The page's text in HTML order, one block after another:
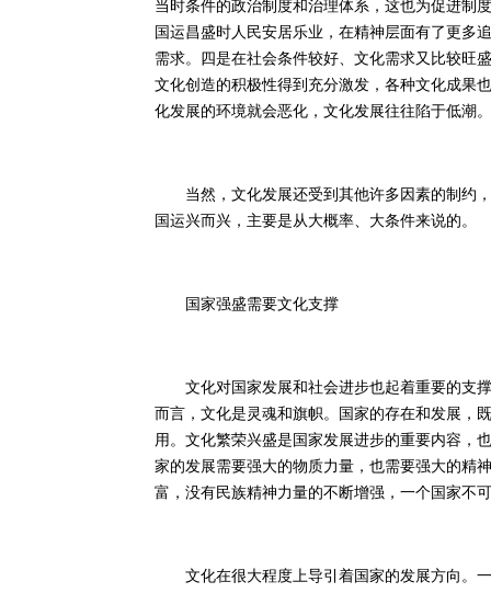
当时条件的政治制度和治理体系，这也为促进制
国运昌盛时人民安居乐业，在精神层面有了更多
需求。四是在社会条件较好、文化需求又比较旺
文化创造的积极性得到充分激发，各种文化成果
化发展的环境就会恶化，文化发展往往陷于低潮。
当然，文化发展还受到其他许多因素的制约，
国运兴而兴，主要是从大概率、大条件来说的。
国家强盛需要文化支撑
文化对国家发展和社会进步也起着重要的支撑
而言，文化是灵魂和旗帜。国家的存在和发展，
用。文化繁荣兴盛是国家发展进步的重要内容，
家的发展需要强大的物质力量，也需要强大的精
富，没有民族精神力量的不断增强，一个国家不
文化在很大程度上导引着国家的发展方向。一